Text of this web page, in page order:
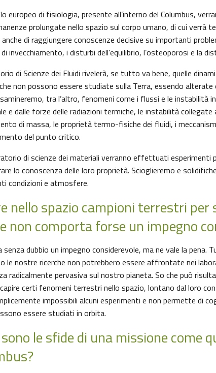
europeo di fisiologia, presente all’interno del Columbus,
prolungate nello spazio sul corpo umano, di cui
anche di raggiungere conoscenze decisive su importanti
invecchiamento, i disturbi dell’equilibrio, l’osteoporosi e la
di Scienze dei Fluidi rivelerà, se tutto va bene, quelle
non possono essere studiate sulla Terra, essendo
tra l’altro, fenomeni come i flussi e le instabilità
e dalle forze delle radiazioni termiche, le instabilità collegate
di massa, le proprietà termo-fisiche dei fluidi, i
del punto critico.
di scienze dei materiali verranno effettuati esperimenti
lo conoscenza delle loro proprietà. Scioglieremo e
condizioni e atmosfere.
nello spazio campioni terrestri
non comporta forse un impegno
senza dubbio un impegno considerevole, ma ne vale la pena.
le nostre ricerche non potrebbero essere affrontate nei
radicalmente pervasiva sul nostro pianeta. So che può
certi fenomeni terrestri nello spazio, lontano dal loro
impossibili alcuni esperimenti e non permette di
essere studiati in orbita.
le sfide di una missione come